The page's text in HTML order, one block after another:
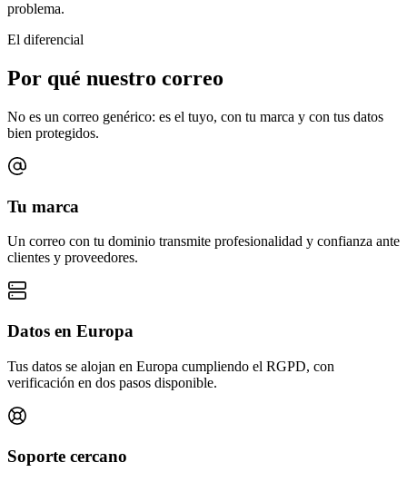
problema.
El diferencial
Por qué nuestro correo
No es un correo genérico: es el tuyo, con tu marca y con tus datos
bien protegidos.
Tu marca
Un correo con tu dominio transmite profesionalidad y confianza ante
clientes y proveedores.
Datos en Europa
Tus datos se alojan en Europa cumpliendo el RGPD, con
verificación en dos pasos disponible.
Soporte cercano